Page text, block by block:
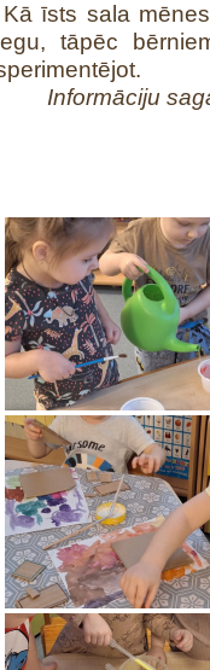
Kā īsts sala
tāpēc
Informāciju